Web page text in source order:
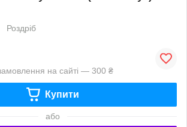
Роздріб
на сайті — 300 ₴
Купити
або